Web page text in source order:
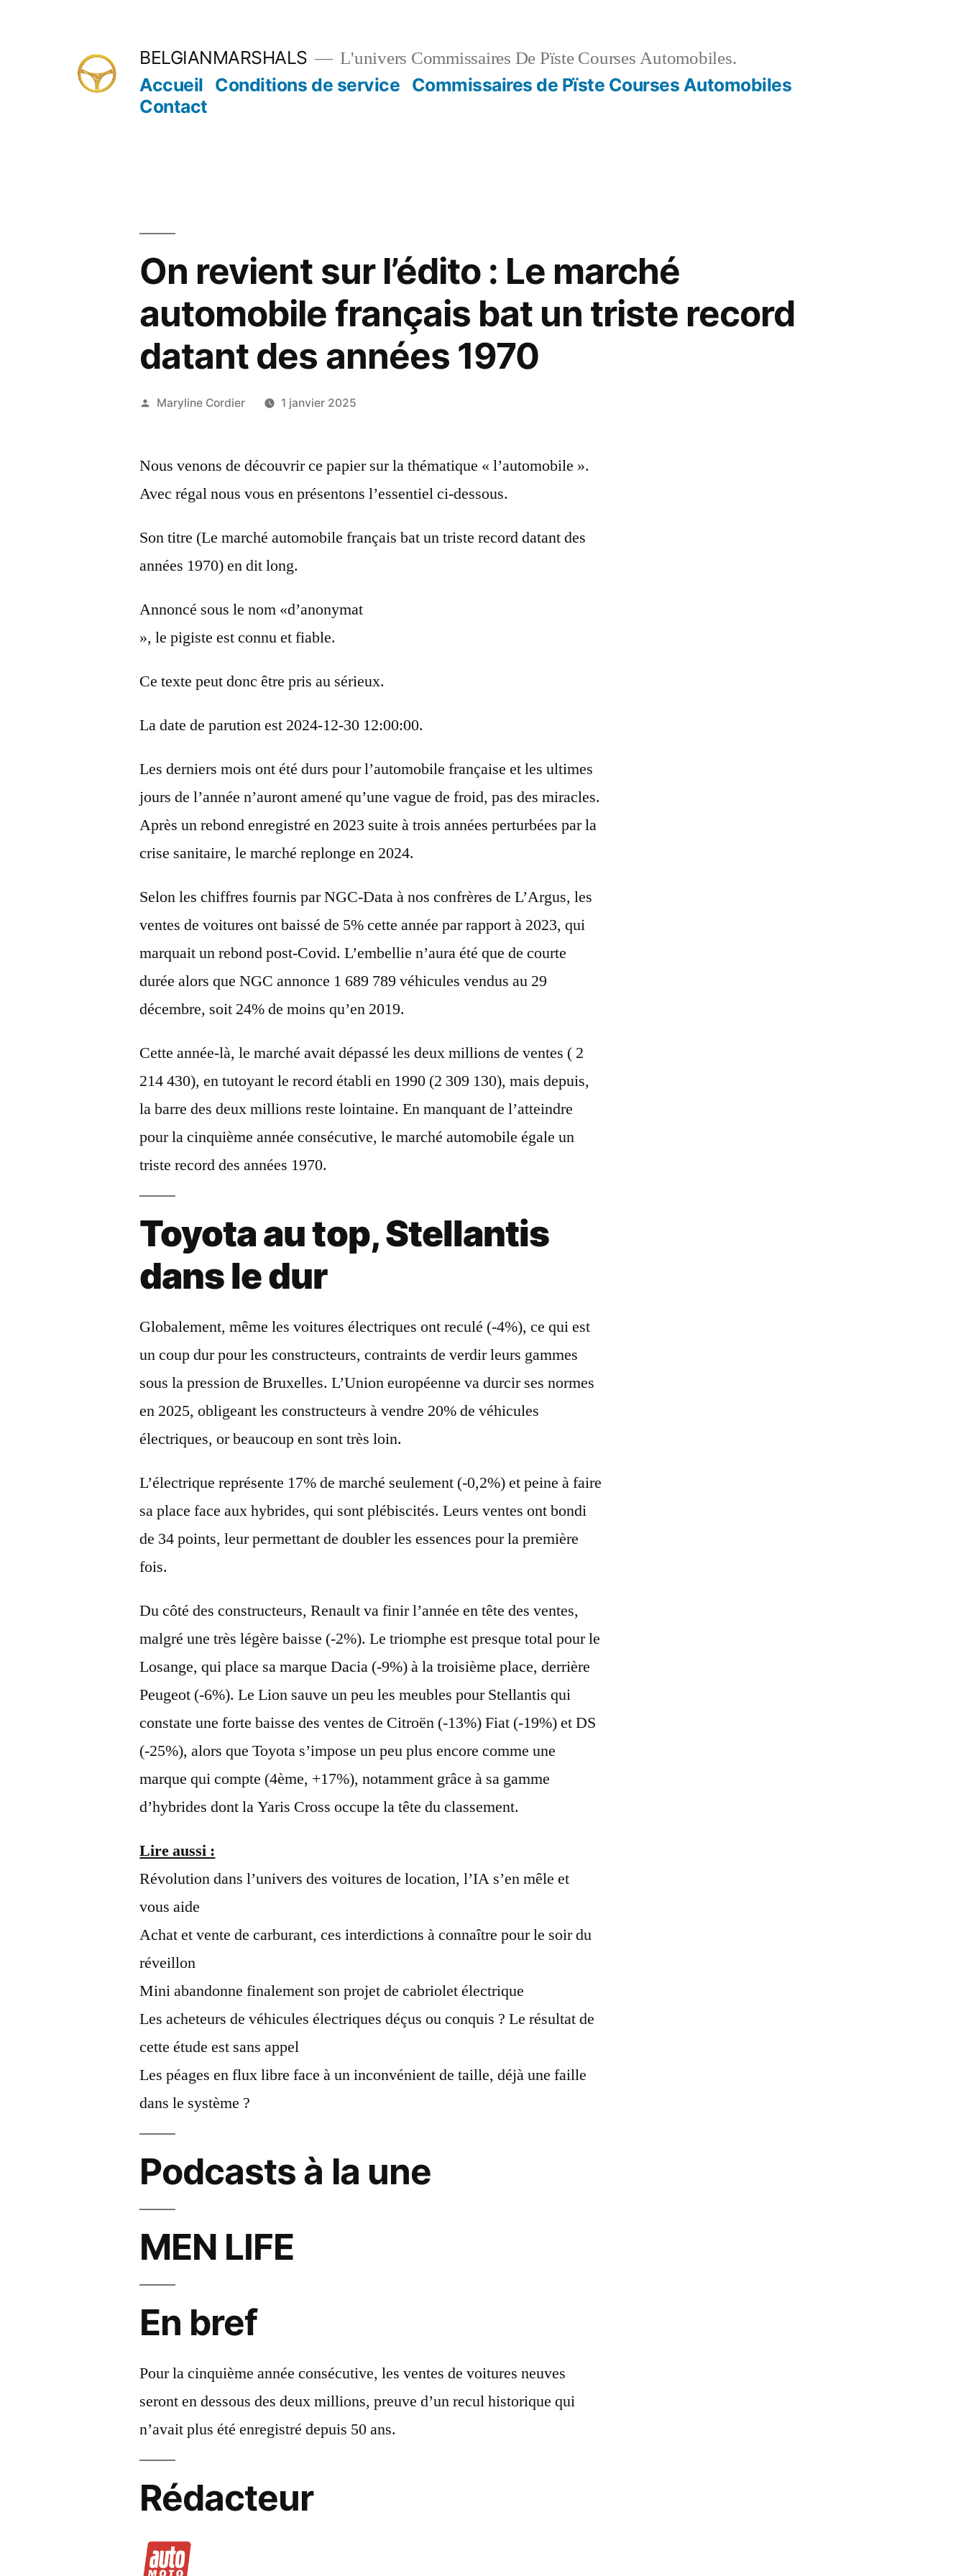
BELGIANMARSHALS L'univers Commissaires De Pïste Courses Automobiles.
Accueil Conditions de service Commissaires de Pïste Courses Automobiles
Contact
On revient sur l’édito : Le marché
automobile français bat un triste record
datant des années 1970
Publié
Maryline Cordier 1 janvier 2025
Nous venons de découvrir ce papier sur la thématique « l’automobile ».
Avec régal nous vous en présentons l’essentiel ci-dessous.
Son titre (Le marché automobile français bat un triste record datant des
années 1970) en dit long.
Annoncé sous le nom «d’anonymat
», le pigiste est connu et fiable.
Ce texte peut donc être pris au sérieux.
La date de parution est 2024-12-30 12:00:00.
Les derniers mois ont été durs pour l’automobile française et les ultimes
jours de l’année n’auront amené qu’une vague de froid, pas des miracles.
Après un rebond enregistré en 2023 suite à trois années perturbées par la
crise sanitaire, le marché replonge en 2024.
Selon les chiffres fournis par NGC-Data à nos confrères de L’Argus, les
ventes de voitures ont baissé de 5% cette année par rapport à 2023, qui
marquait un rebond post-Covid. L’embellie n’aura été que de courte
durée alors que NGC annonce 1 689 789 véhicules vendus au 29
décembre, soit 24% de moins qu’en 2019.
Cette année-là, le marché avait dépassé les deux millions de ventes ( 2
214 430), en tutoyant le record établi en 1990 (2 309 130), mais depuis,
la barre des deux millions reste lointaine. En manquant de l’atteindre
pour la cinquième année consécutive, le marché automobile égale un
triste record des années 1970.
Toyota au top, Stellantis
dans le dur
Globalement, même les voitures électriques ont reculé (-4%), ce qui est
un coup dur pour les constructeurs, contraints de verdir leurs gammes
sous la pression de Bruxelles. L’Union européenne va durcir ses normes
en 2025, obligeant les constructeurs à vendre 20% de véhicules
électriques, or beaucoup en sont très loin.
L’électrique représente 17% de marché seulement (-0,2%) et peine à faire
sa place face aux hybrides, qui sont plébiscités. Leurs ventes ont bondi
de 34 points, leur permettant de doubler les essences pour la première
fois.
Du côté des constructeurs, Renault va finir l’année en tête des ventes,
malgré une très légère baisse (-2%). Le triomphe est presque total pour le
Losange, qui place sa marque Dacia (-9%) à la troisième place, derrière
Peugeot (-6%). Le Lion sauve un peu les meubles pour Stellantis qui
constate une forte baisse des ventes de Citroën (-13%) Fiat (-19%) et DS
(-25%), alors que Toyota s’impose un peu plus encore comme une
marque qui compte (4ème, +17%), notamment grâce à sa gamme
d’hybrides dont la Yaris Cross occupe la tête du classement.
Lire aussi :
Révolution dans l’univers des voitures de location, l’IA s’en mêle et
vous aide
Achat et vente de carburant, ces interdictions à connaître pour le soir du
réveillon
Mini abandonne finalement son projet de cabriolet électrique
Les acheteurs de véhicules électriques déçus ou conquis ? Le résultat de
cette étude est sans appel
Les péages en flux libre face à un inconvénient de taille, déjà une faille
dans le système ?
Podcasts à la une
MEN LIFE
En bref
Pour la cinquième année consécutive, les ventes de voitures neuves
seront en dessous des deux millions, preuve d’un recul historique qui
n’avait plus été enregistré depuis 50 ans.
Rédacteur